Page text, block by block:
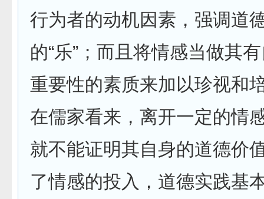
行为者的动机因素，强调道
的“乐”；而且将情感当做其
重要性的素质来加以珍视和
在儒家看来，离开一定的情
就不能证明其自身的道德价
了情感的投入，道德实践基